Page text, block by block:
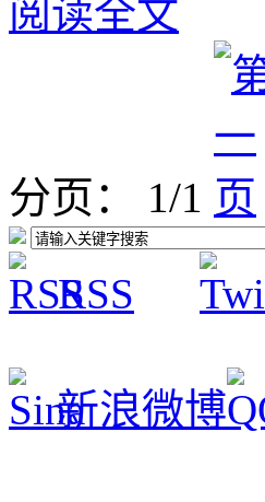
阅读全文
分页： 1/1
RSS
新浪微博